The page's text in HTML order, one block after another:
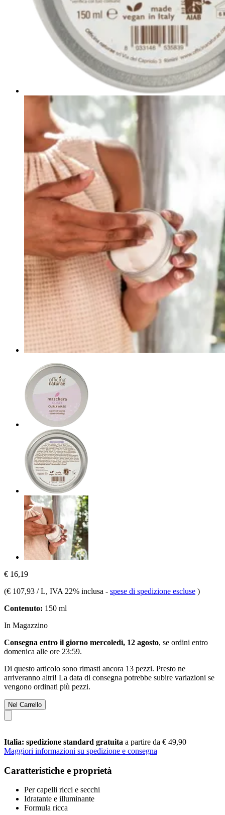
€ 16,19
(€ 107,93 / L, IVA 22% inclusa - spese di spedizione escluse )
Contenuto: 150 ml
In Magazzino
Consegna entro il giorno mercoledì, 12 agosto, se ordini entro
domenica alle ore 23:59.
Di questo articolo sono rimasti ancora 13 pezzi. Presto ne
arriveranno altri! La data di consegna potrebbe subire variazioni se
vengono ordinati più pezzi.
Nel Carrello
Italia: spedizione standard gratuita a partire da € 49,90
Maggiori informazioni su spedizione e consegna
Caratteristiche e proprietà
Per capelli ricci e secchi
Idratante e illuminante
Formula ricca